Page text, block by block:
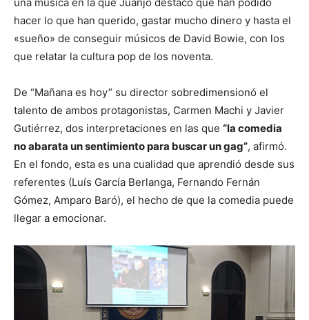
hacer lo que han querido, gastar mucho dinero y hasta el
«sueño» de conseguir músicos de David Bowie, con los
que relatar la cultura pop de los noventa.
De “Mañana es hoy” su director sobredimensionó el
talento de ambos protagonistas, Carmen Machi y Javier
Gutiérrez, dos interpretaciones en las que “la comedia
no abarata un sentimiento para buscar un gag”, afirmó.
En el fondo, esta es una cualidad que aprendió desde sus
referentes (Luís García Berlanga, Fernando Fernán
Gómez, Amparo Baró), el hecho de que la comedia puede
llegar a emocionar.